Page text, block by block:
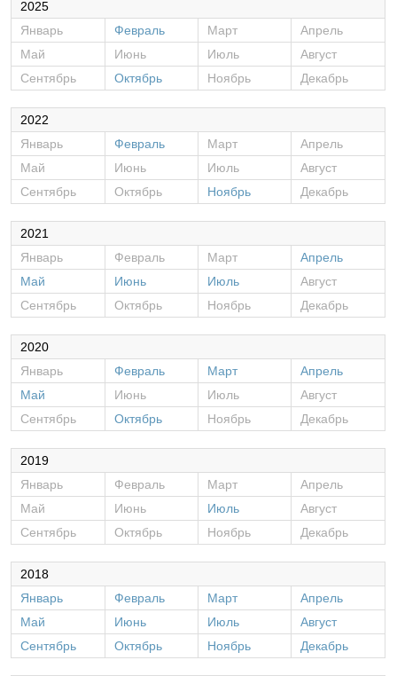
2025
Январь
Февраль Март
Апрель
Май
Июнь Июль
Август
Сентябрь
Октябрь Ноябрь Декабрь
2022
Январь
Февраль Март
Апрель
Май
Июнь Июль
Август
Сентябрь
Октябрь Ноябрь Декабрь
2021
Январь
Февраль Март
Апрель
Май
Июнь Июль
Август
Сентябрь
Октябрь Ноябрь Декабрь
2020
Январь
Февраль Март
Апрель
Май
Июнь Июль
Август
Сентябрь
Октябрь Ноябрь Декабрь
2019
Январь
Февраль Март
Апрель
Май
Июнь Июль
Август
Сентябрь
Октябрь Ноябрь Декабрь
2018
Январь
Февраль Март
Апрель
Май
Июнь Июль
Август
Сентябрь
Октябрь Ноябрь Декабрь